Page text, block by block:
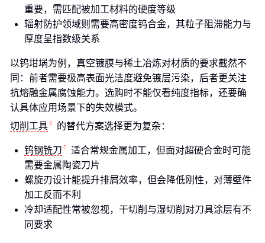
重要，需匹配被加工材料的硬度等级
辐射防护领域则需要高密度钨合金，其粒子阻滞能力与
厚度呈指数级关系
以钨坩埚为例，真空镀膜与稀土冶炼对材质的要求截然不
同：前者需要极高表面光洁度避免镀层污染，后者更关注
抗熔融金属腐蚀能力。选购时不能仅看纯度指标，还要确
认具体应用场景下的失效模式。
切削工具
的替代方案选择更为复杂：
钨钢铣刀
适合常规金属加工，但面对超硬合金时可能
需要金属陶瓷刀片
螺旋刃设计能提升排屑效率，但会降低刚性，对薄壁件
加工反而不利
冷却适配性常被忽视，干切削与湿切削对刀具涂层有不
同要求